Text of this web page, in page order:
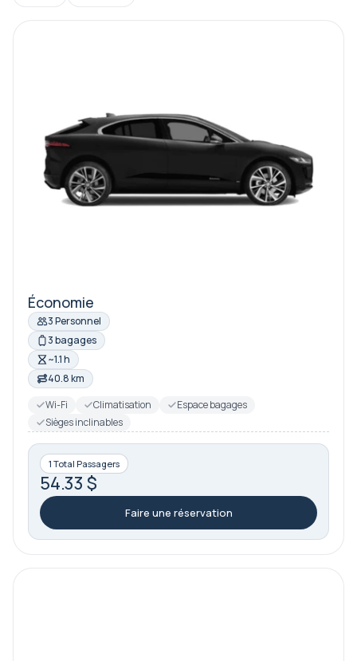
Économie
3 Personnel
3 bagages
~1.1 h
40.8 km
Wi-Fi
Climatisation
Espace bagages
Sièges inclinables
1 Total Passagers
54.33 $
Faire une réservation